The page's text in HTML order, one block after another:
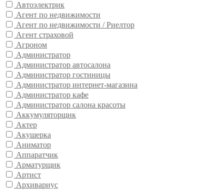
Автоэлектрик
Агент по недвижимости
Агент по недвижимости / Риелтор
Агент страховой
Агроном
Администратор
Администратор автосалона
Администратор гостиницы
Администратор интернет-магазина
Администратор кафе
Администратор салона красоты
Аккумуляторщик
Актер
Акушерка
Аниматор
Аппаратчик
Арматурщик
Артист
Архивариус